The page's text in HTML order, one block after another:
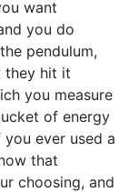
want
you do
pendulum,
they hit it
you measure
of energy
ever used a
that
choosing, and